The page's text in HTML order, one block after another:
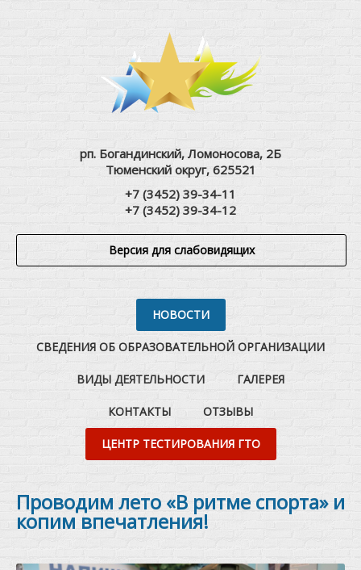
рп. Богандинский, Ломоносова, 2Б
Тюменский округ, 625521
+7 (3452) 39-34-11
+7 (3452) 39-34-12
Версия для слабовидящих
НОВОСТИ
СВЕДЕНИЯ ОБ ОБРАЗОВАТЕЛЬНОЙ ОРГАНИЗАЦИИ
ВИДЫ ДЕЯТЕЛЬНОСТИ ГАЛЕРЕЯ
КОНТАКТЫ ОТЗЫВЫ
ЦЕНТР ТЕСТИРОВАНИЯ ГТО
Проводим лето «В ритме спорта» и
копим впечатления!